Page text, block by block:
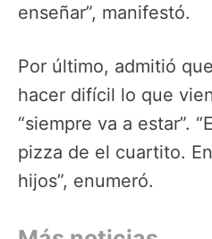
enseñar”, manifestó.
Por último, admitió
hacer difícil lo que
“siempre va a estar”.
pizza de el cuartito.
hijos”, enumeró.